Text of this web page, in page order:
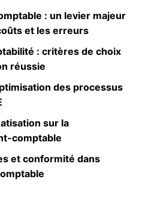
: un levier majeur
et les erreurs
: critères de choix
réussie
des processus
sur la
comptable
et conformité dans